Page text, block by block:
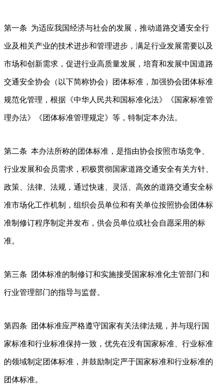
第一条 为适应我国经济与社会的发展，推动道路交通安全行
业及相关产业的技术进步和管理进步，满足行业发展需要以及
市场和创新需求，促进行业高质量发展，培育和发展中国道路
交通安全协会（以下简称协会）团体标准，加强协会团体标准
规范化管理，根据《中华人民共和国标准化法》《国家标准管
理办法》《团体标准管理规定》等，特制定本办法。
第二条 本办法所称的团体标准，是指由协会按照市场竞争、
行业发展和会员需求，积极贯彻国家道路交通安全有关方针、
政策、法律、法规，通过快速、灵活、高效的道路交通安全标
准市场化工作机制，组织会员单位和有关单位按照协会团体标
准制修订程序制定并发布，供会员单位或社会自愿采用的标
准。
第三条 团体标准的制修订和实施接受国家标准化主管部门和
行业管理部门的指导与监督。
第四条 团体标准应严格遵守国家有关法律法规，并与现行国
家标准和行业标准保持一致，优先在没有国家标准、行业标准
的领域制定团体标准，并鼓励制定严于国家标准和行业标准的
团体标准。